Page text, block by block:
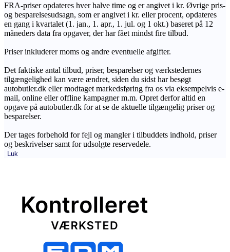
FRA-priser opdateres hver halve time og er angivet i kr. Øvrige pris-
og besparelsesudsagn, som er angivet i kr. eller procent, opdateres
en gang i kvartalet (1. jan., 1. apr., 1. jul. og 1 okt.) baseret på 12
måneders data fra opgaver, der har fået mindst fire tilbud.
Priser inkluderer moms og andre eventuelle afgifter.
Det faktiske antal tilbud, priser, besparelser og værkstedernes
tilgængelighed kan være ændret, siden du sidst har besøgt
autobutler.dk eller modtaget markedsføring fra os via eksempelvis e-
mail, online eller offline kampagner m.m. Opret derfor altid en
opgave på autobutler.dk for at se de aktuelle tilgængelig priser og
besparelser.
Der tages forbehold for fejl og mangler i tilbuddets indhold, priser
og beskrivelser samt for udsolgte reservedele.
Luk